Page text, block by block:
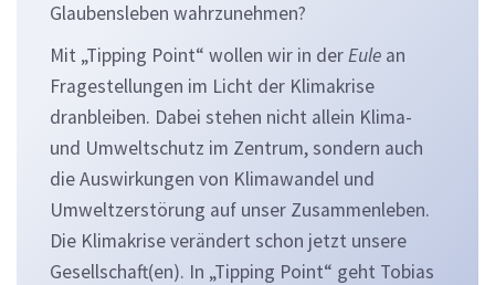
Glaubensleben wahrzunehmen?
Mit „Tipping Point“ wollen wir in derEule an
Fragestellungen im Licht der Klimakrise
dranbleiben. Dabei stehen nicht allein Klima-
und Umweltschutz im Zentrum, sondern auch
die Auswirkungen von Klimawandel und
Umweltzerstörung auf unser Zusammenleben.
Die Klimakrise verändert schon jetzt unsere
Gesellschaft(en). In „Tipping Point“ geht Tobias